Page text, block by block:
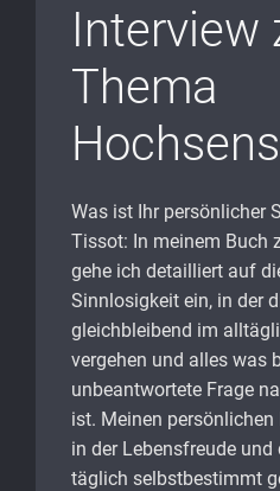
Interview
Thema
Was ist Ihr persönlicher
Tissot: In meinem Buch
gehe ich detailliert auf
Sinnlosigkeit ein, in der
gleichbleibend im
vergehen und alles was
unbeantwortete Frage
ist. Meinen
in der Lebensfreude und
täglich selbstbestimmt